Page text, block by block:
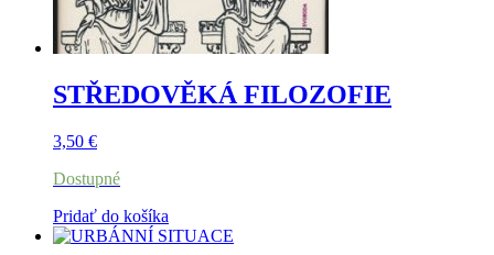
STŘEDOVĚKÁ FILOZOFIE
3,50 €
Dostupné
Pridať do košíka